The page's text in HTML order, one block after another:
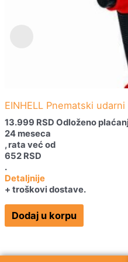
EINHELL Pnematski
13.999 RSD Odloženo
24 meseca
, rata već od
652 RSD
.
Detaljnije
+ troškovi dostave.
Dodaj u korpu